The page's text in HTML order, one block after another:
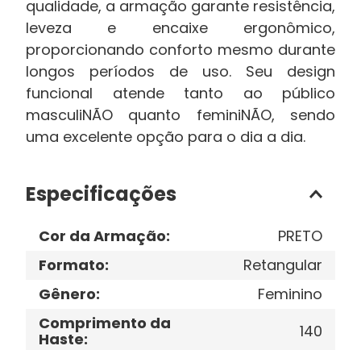
qualidade, a armação garante resistência,
leveza e encaixe ergonômico,
proporcionando conforto mesmo durante
longos períodos de uso. Seu design
funcional atende tanto ao público
masculiNÃO quanto feminiNÃO, sendo
uma excelente opção para o dia a dia.
Especificações
Cor da Armação:
PRETO
Formato:
Retangular
Gênero:
Feminino
Comprimento da
Haste:
140